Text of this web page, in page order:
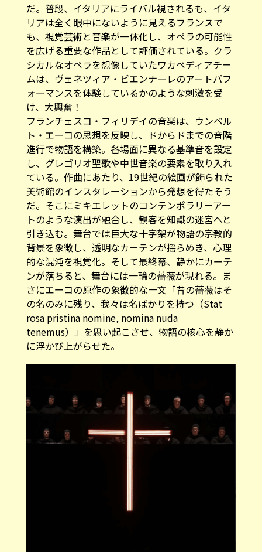
だ。普段、イタリアにライバル視されるも、イタ
リアは全く眼中にないように見えるフランスで
も、視覚芸術と音楽が一体化し、オペラの可能性
を広げる重要な作品として評価されている。クラ
シカルなオペラを想像していたワカペディアチー
ムは、ヴェネツィア・ビエンナーレのアートパフ
ォーマンスを体験しているかのような刺激を受
け、大興奮！
フランチェスコ・フィリデイの音楽は、ウンベル
ト・エーコの思想を反映し、ドからドまでの音階
進行で物語を構築。各場面に異なる基準音を設定
し、グレゴリオ聖歌や中世音楽の要素を取り入れ
ている。作曲にあたり、19世紀の絵画が飾られた
美術館のインスタレーションから発想を得たそう
だ。そこにミキエレットのコンテンポラリーアー
トのような演出が融合し、観客を知識の迷宮へと
引き込む。舞台では巨大な十字架が物語の宗教的
背景を象徴し、透明なカーテンが揺らめき、心理
的な混沌を視覚化。そして最終幕、静かにカーテ
ンが落ちると、舞台には一輪の薔薇が現れる。ま
さにエーコの原作の象徴的な一文「昔の薔薇はそ
の名のみに残り、我々は名ばかりを持つ（Stat
rosa pristina nomine, nomina nuda
tenemus）」を思い起こさせ、物語の核心を静か
に浮かび上がらせた。